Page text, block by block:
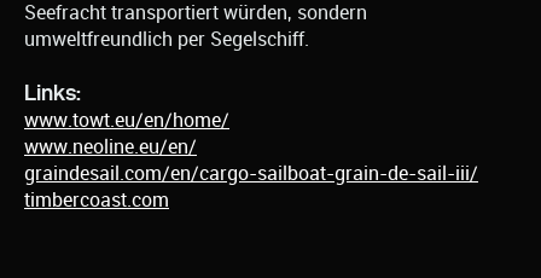
Seefracht transportiert würden, sondern
umweltfreundlich per Segelschiff.
Links:
www.towt.eu/en/home/
www.neoline.eu/en/
graindesail.com/en/cargo-sailboat-grain-de-sail-iii/
timbercoast.com